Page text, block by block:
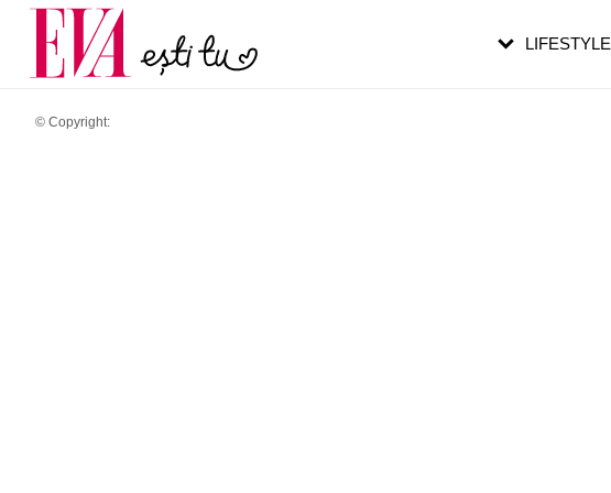
© Copyright:
LIFESTYLE
Carieră
Actualitate
pe măsură ce înaintezi în vârstă